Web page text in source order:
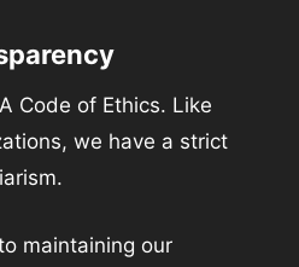
Code of Ethics. Like
we have a strict
maintaining our